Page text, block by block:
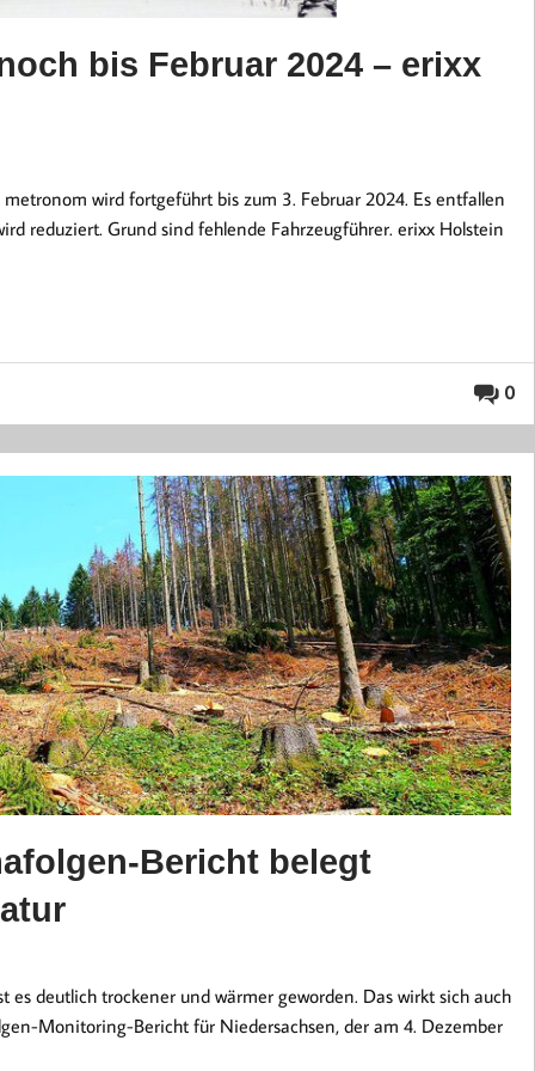
bis Februar 2024 – erixx
wird fortgeführt bis zum 3. Februar 2024. Es entfallen
reduziert. Grund sind fehlende Fahrzeugführer. erixx Holstein
0
Bericht belegt
deutlich trockener und wärmer geworden. Das wirkt sich auch
Monitoring-Bericht für Niedersachsen, der am 4. Dezember